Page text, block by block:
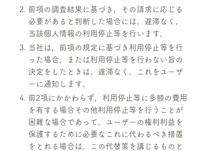
前項の調査結果に基づき，その請求に応じる
必要があると判断した場合には，遅滞なく，
当該個人情報の利用停止等を行います。
当社は，前項の規定に基づき利用停止等を行
った場合，または利用停止等を行わない旨の
決定をしたときは，遅滞なく，これをユーザ
ーに通知します。
前2項にかかわらず，利用停止等に多額の費用
を有する場合その他利用停止等を行うことが
困難な場合であって，ユーザーの権利利益を
保護するために必要なこれに代わるべき措置
をとれる場合は，この代替策を講じるものと